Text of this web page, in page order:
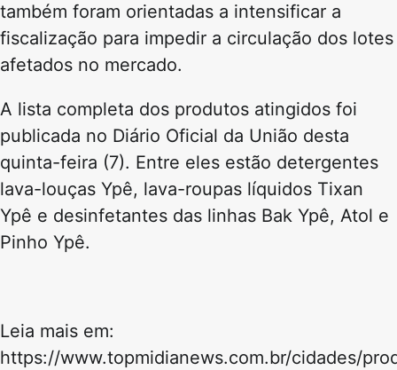
também foram orientadas a intensificar a
fiscalização para impedir a circulação dos lotes
afetados no mercado.
A lista completa dos produtos atingidos foi
publicada no Diário Oficial da União desta
quinta-feira (7). Entre eles estão detergentes
lava-louças Ypê, lava-roupas líquidos Tixan
Ypê e desinfetantes das linhas Bak Ypê, Atol e
Pinho Ypê.
Leia mais em:
https://www.topmidianews.com.br/cidades/